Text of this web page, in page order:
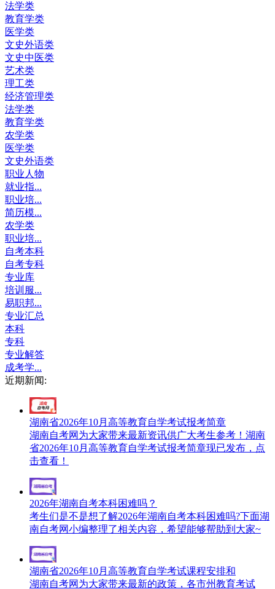
法学类
教育学类
医学类
文史外语类
文史中医类
艺术类
理工类
经济管理类
法学类
教育学类
农学类
医学类
文史外语类
职业人物
就业指...
职业培...
简历模...
农学类
职业培...
自考本科
自考专科
专业库
培训服...
易职邦...
专业汇总
本科
专科
专业解答
成考学...
近期新闻:
湖南省2026年10月高等教育自学考试报考简章
湖南自考网为大家带来最新资讯供广大考生参考！湖南
省2026年10月高等教育自学考试报考简章现已发布，点
击查看！
2026年湖南自考本科困难吗？
考生们是不是想了解2026年湖南自考本科困难吗?下面湖
南自考网小编整理了相关内容，希望能够帮助到大家~
湖南省2026年10月高等教育自学考试课程安排和
湖南自考网为大家带来最新的政策，各市州教育考试